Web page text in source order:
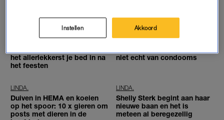
Ja écht: WorldPride is nog in
het allerlekkerst je bed in na
het feesten
Veel vrouwen houden wél
niet echt van condooms
LINDA.
Duiven in HEMA en koeien
op het spoor: 10 x gieren om
posts met dieren in de
LINDA.
Shelly Sterk begint aan haar
nieuwe baan en het is
meteen al beregezellig
Instellen Akkoord